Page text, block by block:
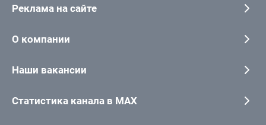
Реклама на сайте
О компании
Наши вакансии
Статистика канала в MAX